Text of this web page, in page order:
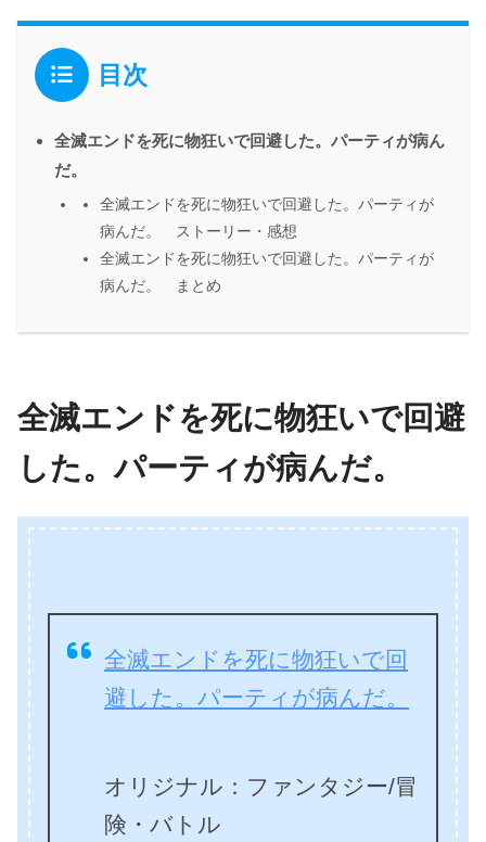
目次
全滅エンドを死に物狂いで回避した。パーティが病ん
だ。
全滅エンドを死に物狂いで回避した。パーティが
病んだ。 ストーリー・感想
全滅エンドを死に物狂いで回避した。パーティが
病んだ。 まとめ
全滅エンドを死に物狂いで回避
した。パーティが病んだ。
全滅エンドを死に物狂いで回
避した。パーティが病んだ。
オリジナル：ファンタジー/冒
険・バトル